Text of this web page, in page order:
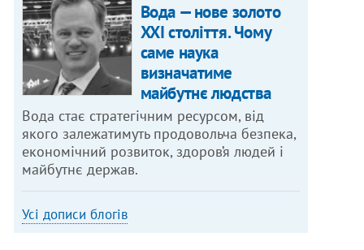
Вода — нове золото
XXI століття. Чому
саме наука
визначатиме
майбутнє людства
Вода стає стратегічним ресурсом, від
якого залежатимуть продовольча безпека,
економічний розвиток, здоров’я людей і
майбутнє держав.
Усі дописи блогів